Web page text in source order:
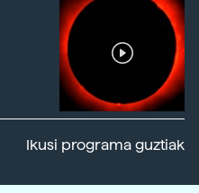
Ikusi programa guztiak